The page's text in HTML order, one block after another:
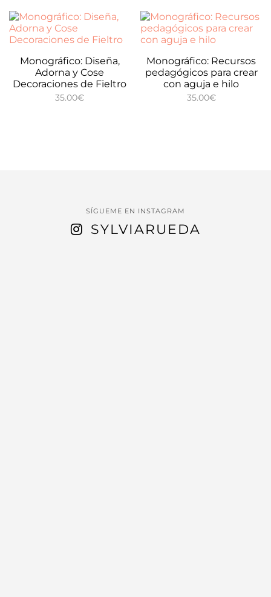
Monográfico: Diseña,
Adorna y Cose
Decoraciones de Fieltro
35.00€
Monográfico: Recursos
pedagógicos para crear
con aguja e hilo
35.00€
SÍGUEME EN INSTAGRAM
SYLVIARUEDA